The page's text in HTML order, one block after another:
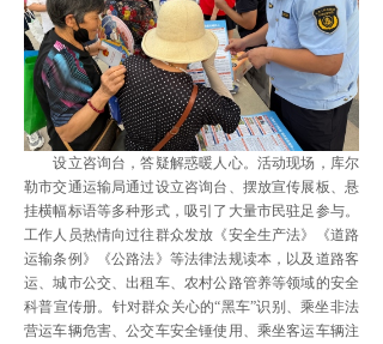
设立咨询台，答疑解惑暖人心。活动现场，库尔
勒市交通运输局通过设立咨询台、摆放宣传展板、悬
挂横幅标语等多种形式，吸引了大量市民驻足参与。
工作人员热情向过往群众发放《安全生产法》《道路
运输条例》《公路法》等法律法规读本，以及道路客
运、城市公交、出租车、农村公路管养等领域的安全
科普宣传册。针对群众关心的“黑车”识别、乘坐非法
营运车辆危害、公交车安全锤使用、乘坐客运车辆注